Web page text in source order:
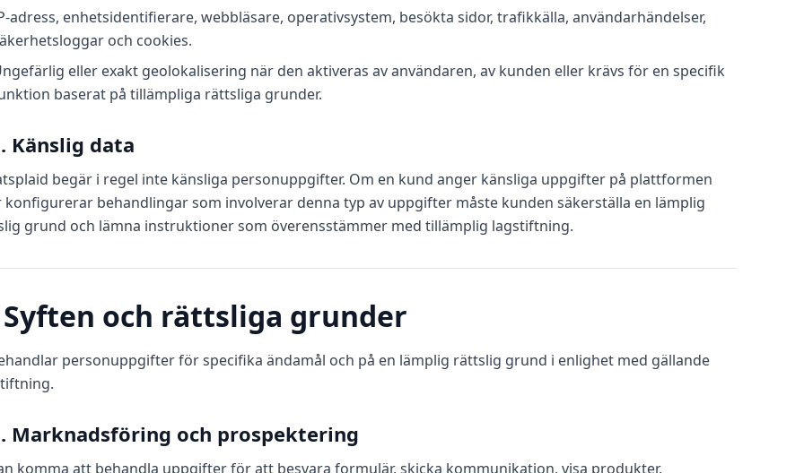
adress, enhetsidentifierare, webbläsare, operativsystem, besökta sidor, trafikkälla, användarhändelser,
och cookies.
eller exakt geolokalisering när den aktiveras av användaren, av kunden eller krävs för en specifik
baserat på tillämpliga rättsliga grunder.
Känslig data
begär i regel inte känsliga personuppgifter. Om en kund anger känsliga uppgifter på plattformen
konfigurerar behandlingar som involverar denna typ av uppgifter måste kunden säkerställa en lämplig
grund och lämna instruktioner som överensstämmer med tillämplig lagstiftning.
Syften och rättsliga grunder
personuppgifter för specifika ändamål och på en lämplig rättslig grund i enlighet med gällande
Marknadsföring och prospektering
komma att behandla uppgifter för att besvara formulär, skicka kommunikation, visa produkter,